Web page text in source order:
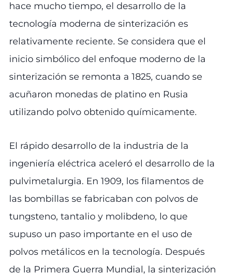
hace mucho tiempo, el desarrollo de la
tecnología moderna de sinterización es
relativamente reciente. Se considera que el
inicio simbólico del enfoque moderno de la
sinterización se remonta a 1825, cuando se
acuñaron monedas de platino en Rusia
utilizando polvo obtenido químicamente.
El rápido desarrollo de la industria de la
ingeniería eléctrica aceleró el desarrollo de la
pulvimetalurgia. En 1909, los filamentos de
las bombillas se fabricaban con polvos de
tungsteno, tantalio y molibdeno, lo que
supuso un paso importante en el uso de
polvos metálicos en la tecnología. Después
de la Primera Guerra Mundial, la sinterización